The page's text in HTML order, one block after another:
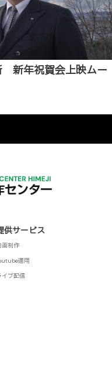
新年祝賀会上映ムー
供サービス
画制作
運用
イブ配信